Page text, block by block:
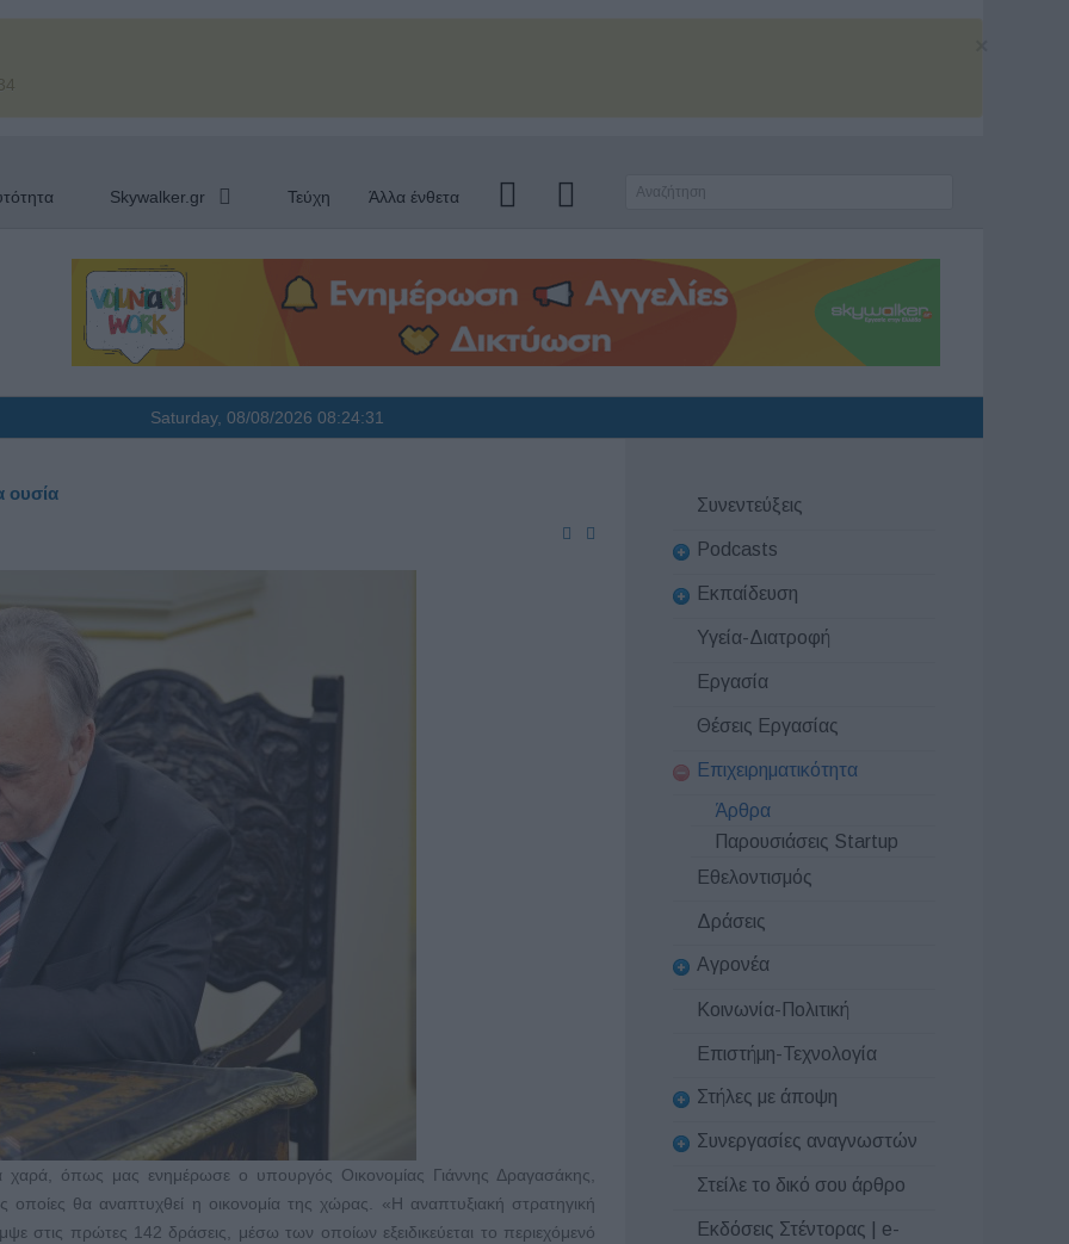
Skywalker.gr Τεύχη Άλλα ένθετα
Saturday, 08/08/2026 08:24:32
ουσία
όπως μας ενημέρωσε ο υπουργός Οικονομίας Γιάννης Δραγασάκης,
οποίες θα αναπτυχθεί η οικονομία της χώρας. «Η αναπτυξιακή στρατηγική
στις πρώτες 142 δράσεις, μέσω των οποίων εξειδικεύεται το περιεχόμενό
Συνεντεύξεις
Podcasts
Εκπαίδευση
Υγεία-Διατροφή
Εργασία
Θέσεις Εργασίας
Επιχειρηματικότητα
Άρθρα
Παρουσιάσεις Startup
Εθελοντισμός
Δράσεις
Αγρονέα
Κοινωνία-Πολιτική
Επιστήμη-Τεχνολογία
Στήλες με άποψη
Συνεργασίες αναγνωστών
Στείλε το δικό σου άρθρο
Εκδόσεις Στέντορας | e-